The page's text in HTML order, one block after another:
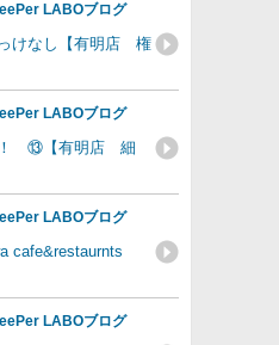
LABOブログ
けなし【有明店 権
LABOブログ
！ ⑬【有明店 細
LABOブログ
cafe&restaurnts
LABOブログ